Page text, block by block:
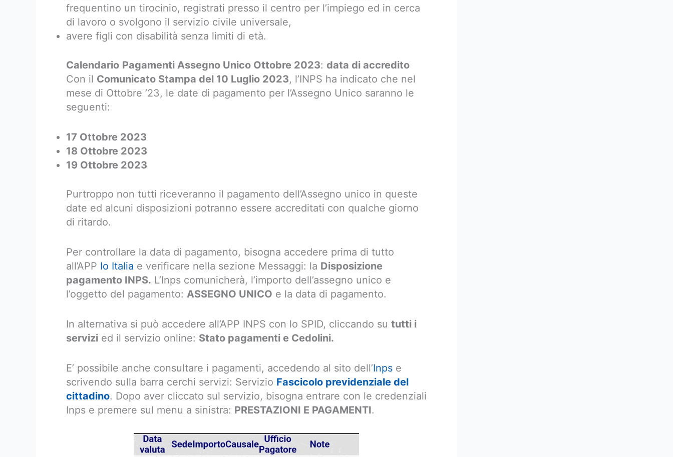
frequentino un tirocinio, registrati presso il centro per l’impiego ed in cerca
di lavoro o svolgono il servizio civile universale,
avere figli con disabilità senza limiti di età.
Calendario Pagamenti Assegno Unico Ottobre 2023: data di accredito
Con il Comunicato Stampa del 10 Luglio 2023, l’INPS ha indicato che nel
mese di Ottobre ’23, le date di pagamento per l’Assegno Unico saranno le
seguenti:
17 Ottobre 2023
18 Ottobre 2023
19 Ottobre 2023
Purtroppo non tutti riceveranno il pagamento dell’Assegno unico in queste
date ed alcuni disposizioni potranno essere accreditati con qualche giorno
di ritardo.
Per controllare la data di pagamento, bisogna accedere prima di tutto
all’APP Io Italia e verificare nella sezione Messaggi: la Disposizione
pagamento INPS. L’Inps comunicherà, l’importo dell’assegno unico e
l’oggetto del pagamento: ASSEGNO UNICO e la data di pagamento.
In alternativa si può accedere all’APP INPS con lo SPID, cliccando su tutti i
servizi ed il servizio online: Stato pagamenti e Cedolini.
E’ possibile anche consultare i pagamenti, accedendo al sito dell’Inps e
scrivendo sulla barra cerchi servizi: Servizio Fascicolo previdenziale del
cittadino. Dopo aver cliccato sul servizio, bisogna entrare con le credenziali
Inps e premere sul menu a sinistra: PRESTAZIONI E PAGAMENTI.